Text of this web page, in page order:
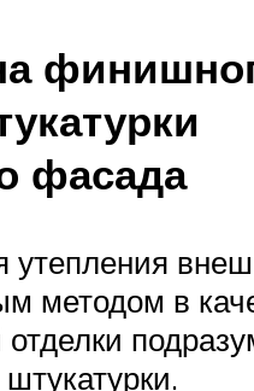
фасада
утепления
методом в